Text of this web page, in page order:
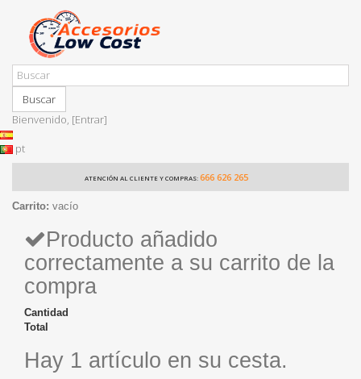
Buscar
Bienvenido, [Entrar]
pt
ATENCIÓN AL CLIENTE Y COMPRAS: 666 626 265
Carrito: vacío
Producto añadido
correctamente a su carrito de la
compra
Cantidad
Total
Hay 1 artículo en su cesta.